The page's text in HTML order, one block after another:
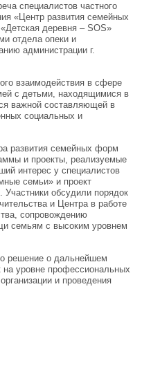
специалистов частного
«Центр развития семейных
деревня – SOS»
отдела опеки и
администрации г.
взаимодействия в сфере
с детьми, находящимися в
важной составляющей в
социальных и
развития семейных форм
и проекты, реализуемые
интерес у специалистов
семьи» и проект
обсудили порядок
и Центра в работе
сопровождению
семьям с высоким уровнем
решение о дальнейшем
на уровне профессиональных
и проведения